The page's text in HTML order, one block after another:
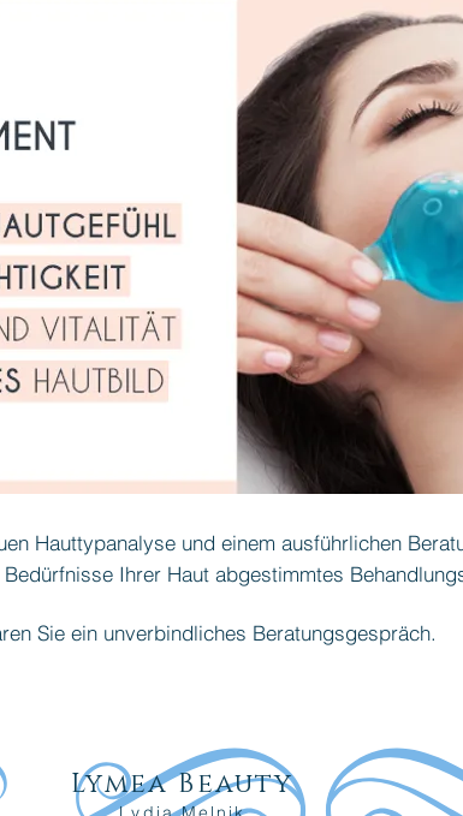
Hauttypanalyse und einem ausführlichen
Ihrer Haut abgestimmtes
Sie ein unverbindliches Beratungsgespräch.
Lymea Beauty